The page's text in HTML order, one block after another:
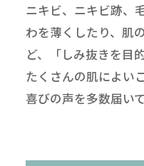
ニキビ、ニキビ跡、
わを薄くしたり、肌
ど、「しみ抜きを目
たくさんの肌によい
喜びの声を多数届いて